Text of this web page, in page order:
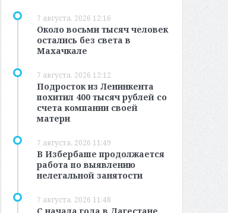
7 августа, 2026 12:16
Около восьми тысяч человек
остались без света в
Махачкале
7 августа, 2026 12:12
Подросток из Ленинкента
похитил 400 тысяч рублей со
счета компании своей
матери
7 августа, 2026 11:49
В Избербаше продолжается
работа по выявлению
нелегальной занятости
7 августа, 2026 11:48
С начала года в Дагестане